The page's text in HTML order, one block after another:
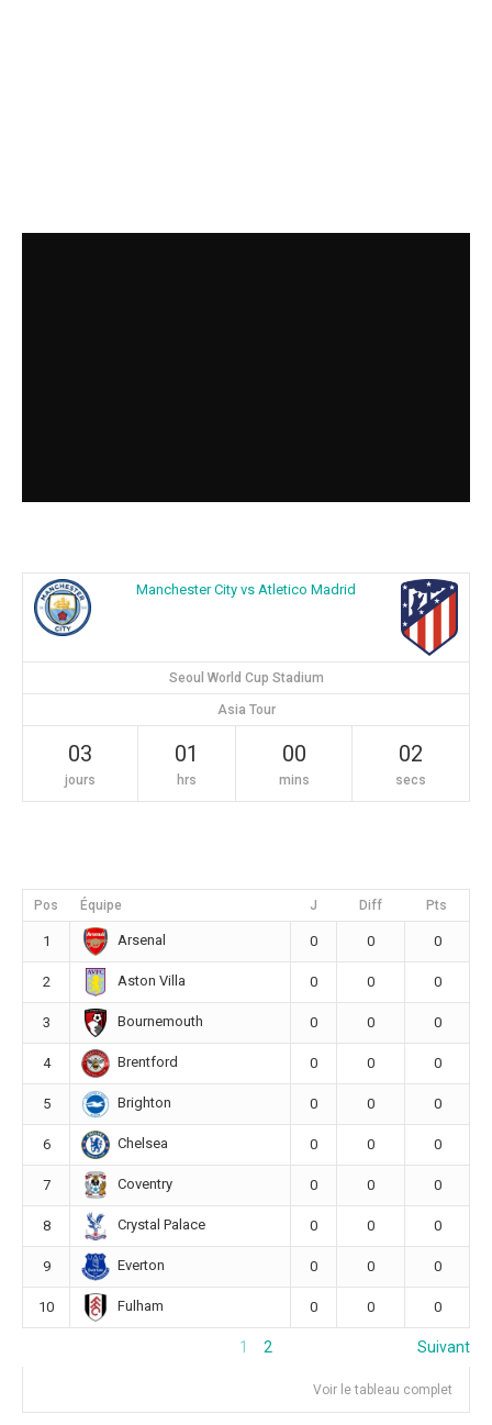
Manchester City vs Atletico Madrid
Seoul World Cup Stadium
Asia Tour
03
jours
01
hrs
00
mins
01
secs
Pos Équipe J Diff Pts
1 Arsenal 0 0 0
2 Aston Villa 0 0 0
3 Bournemouth 0 0 0
4 Brentford 0 0 0
5 Brighton 0 0 0
6 Chelsea 0 0 0
7 Coventry 0 0 0
8 Crystal Palace 0 0 0
9 Everton 0 0 0
10 Fulham 0 0 0
1 2 Suivant
Voir le tableau complet